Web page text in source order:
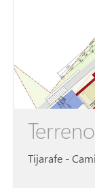
Tijarafe -